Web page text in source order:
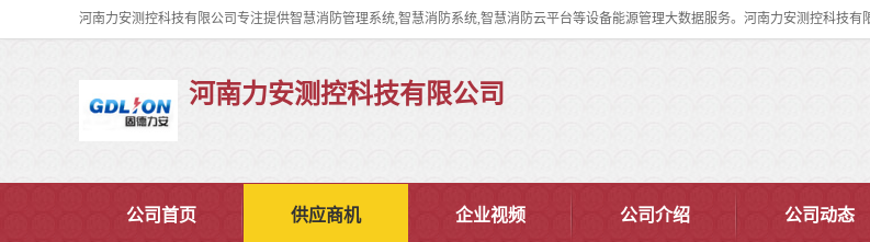
河南力安测控科技有限公司
公司首页 供应商机 企业视频 公司介绍 公司动态